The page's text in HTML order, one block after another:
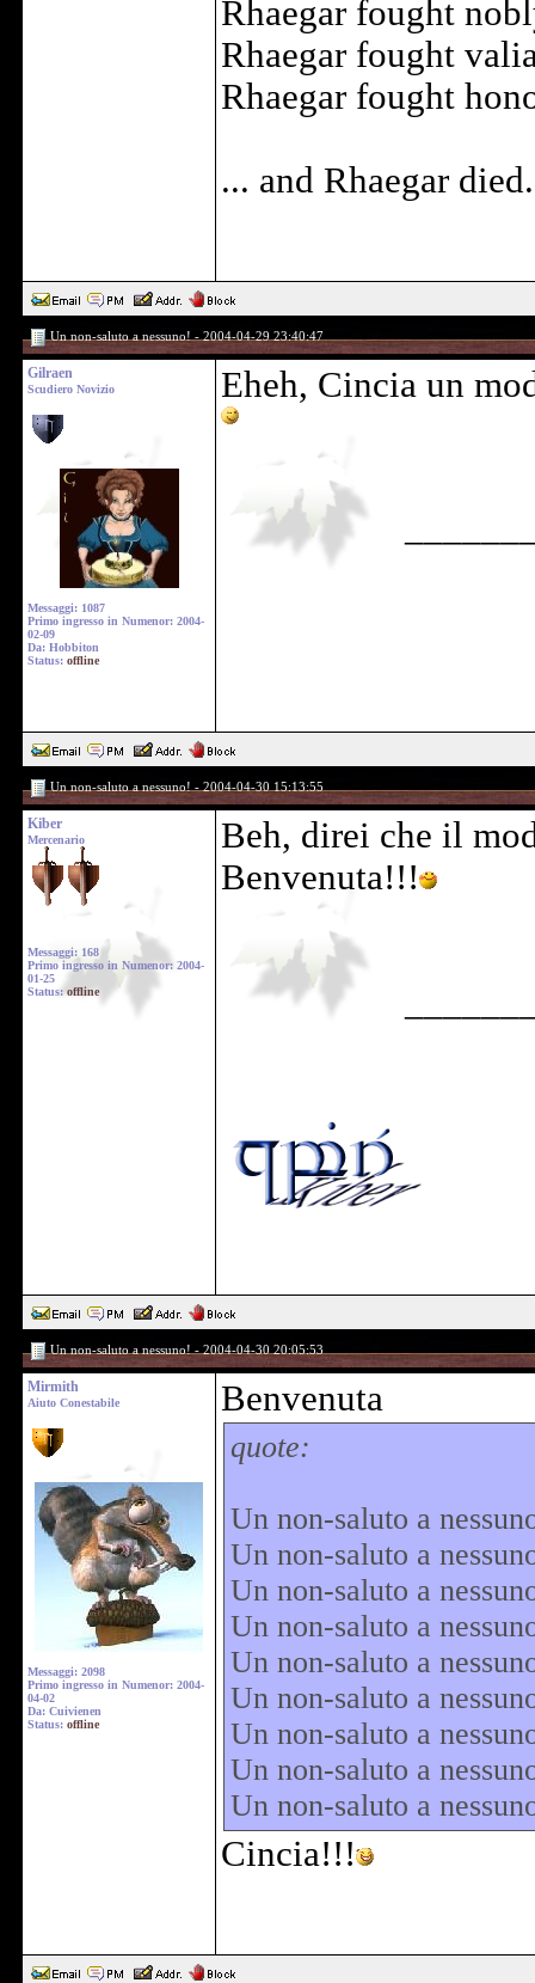
Rhaegar fought
Rhaegar fought
Rhaegar fought
... and Rhaegar died.
Un non-saluto a nessuno! - 2004-04-29 23:40:47
Gilraen
Scudiero Novizio
Messaggi: 1087
Primo ingresso in Numenor: 2004-
02-09
Da: Hobbiton
Status: offline
Eheh, Cincia un
Un non-saluto a nessuno! - 2004-04-30 15:13:55
Kiber
Mercenario
Messaggi: 168
Primo ingresso in Numenor: 2004-
01-25
Status: offline
Beh, direi che il
Benvenuta!!!
Un non-saluto a nessuno! - 2004-04-30 20:05:53
Mirmith
Aiuto Conestabile
Messaggi: 2098
Primo ingresso in Numenor: 2004-
04-02
Da: Cuivienen
Status: offline
Benvenuta
quote:
Un non-saluto a
Un non-saluto a
Un non-saluto a
Un non-saluto a
Un non-saluto a
Un non-saluto a
Un non-saluto a
Un non-saluto a
Un non-saluto a
Cincia!!!